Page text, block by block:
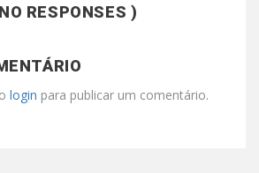
RESPONSES )
login para publicar um comentário.